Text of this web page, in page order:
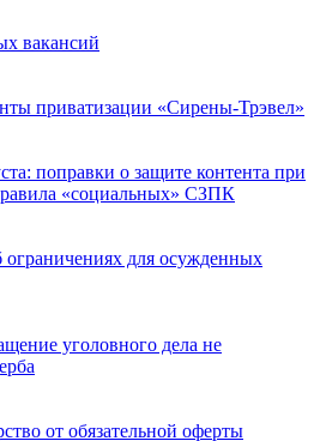
вакансий
приватизации «Сирены-Трэвел»
поправки о защите контента при
«социальных» СЗПК
для осужденных
уголовного дела не
от обязательной оферты